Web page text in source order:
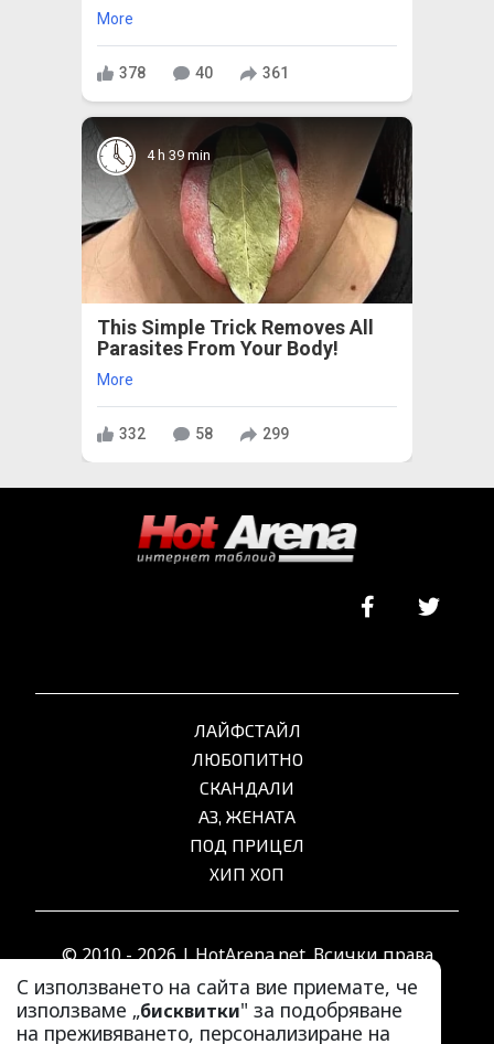
More
378 40 361
4 h 39 min
This Simple Trick Removes All
Parasites From Your Body!
More
332 58 299
С използването на сайта вие приемате, че
използваме „бисквитки" за подобряване
на преживяването, персонализиране на
ЛАЙФСТАЙЛ
ЛЮБОПИТНО
СКАНДАЛИ
АЗ, ЖЕНАТА
ПОД ПРИЦЕЛ
ХИП ХОП
© 2010 - 2026 | HotArena.net. Всички права
запазени.